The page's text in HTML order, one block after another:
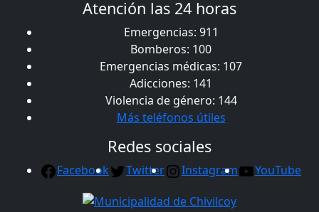
Atención las 24 horas
Emergencias: 911
Bomberos: 100
Emergencias médicas: 107
Adicciones: 141
Violencia de género: 144
Más teléfonos útiles
Redes sociales
Facebook Twitter Instagram YouTube